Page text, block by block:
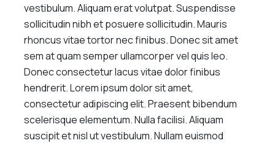
vestibulum. Aliquam erat volutpat. Suspendisse
sollicitudin nibh et posuere sollicitudin. Mauris
rhoncus vitae tortor nec finibus. Donec sit amet
sem at quam semper ullamcorper vel quis leo.
Donec consectetur lacus vitae dolor finibus
hendrerit. Lorem ipsum dolor sit amet,
consectetur adipiscing elit. Praesent bibendum
scelerisque elementum. Nulla facilisi. Aliquam
suscipit et nisl ut vestibulum. Nullam euismod